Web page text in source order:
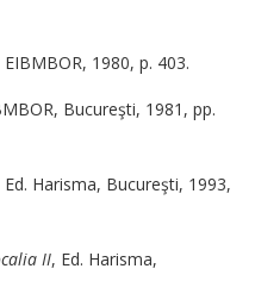
EIBMBOR, 1980, p. 403.
Bucureşti, 1981, pp.
Ed. Harisma, Bucureşti, 1993,
II, Ed. Harisma,